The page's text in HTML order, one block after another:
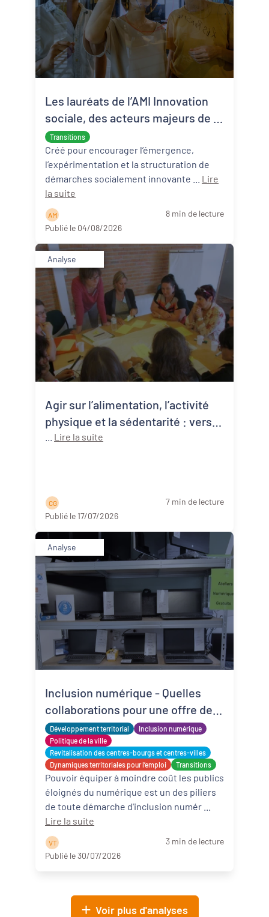
Transitions
Les lauréats de l’AMI Innovation
sociale, des acteurs majeurs de la
transition écologique et sociale
Créé pour encourager l’émergence,
l’expérimentation et la structuration de
Lire
la suite
A M
8 min de lecture
Publié le 04/08/2026
Analyse
Agir sur l’alimentation, l’activité
physique et la sédentarité : vers
une approche systémique de la
Lire la suite
C G
7 min de lecture
Publié le 17/07/2026
Analyse
Développement territorial
Inclusion numérique
Politique de la ville
Revitalisation des centres-bourgs et centres-villes
Dynamiques territoriales pour l’emploi
Transitions
Inclusion numérique - Quelles
collaborations pour une offre de
matériels reconditionnés locale,
solidaire et adaptée ?
Pouvoir équiper à moindre coût les publics
éloignés du numérique est un des piliers
Lire la suite
V T
3 min de lecture
Publié le 30/07/2026
Voir plus d'analyses